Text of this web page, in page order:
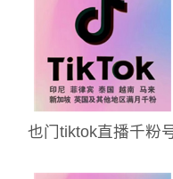
也门tiktok直播千粉